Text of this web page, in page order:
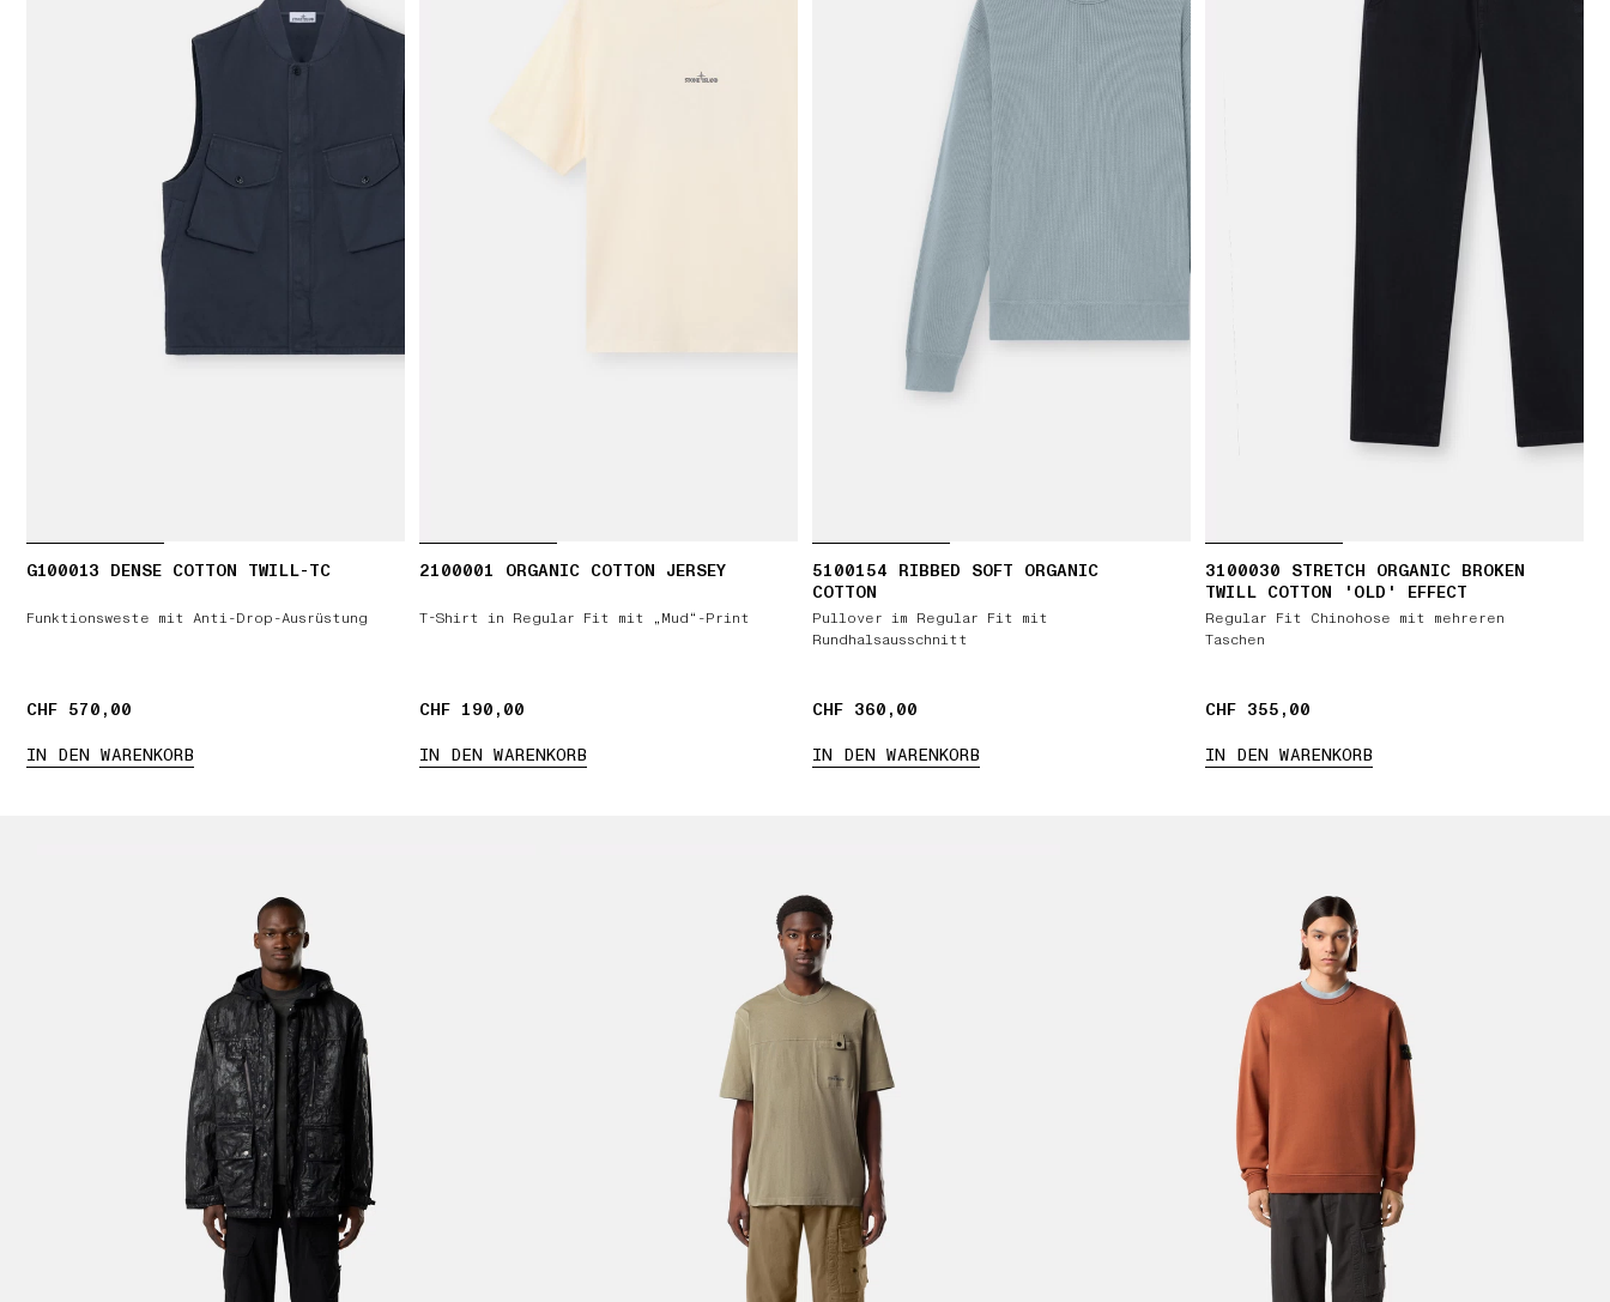
G100013 DENSE COTTON TWILL-TC
Funktionsweste mit Anti-Drop-Ausrüstung
CHF 570,00
CHF 570,00
IN DEN WARENKORB
2100001 ORGANIC COTTON JERSEY
T-Shirt in Regular Fit mit „Mud“-Print
CHF 190,00
CHF 190,00
IN DEN WARENKORB
5100154 RIBBED SOFT ORGANIC
COTTON
Pullover im Regular Fit mit
Rundhalsausschnitt
CHF 360,00
CHF 360,00
IN DEN WARENKORB
3100030 STRETCH ORGANIC BROKEN
TWILL COTTON 'OLD' EFFECT
Regular Fit Chinohose mit mehreren
Taschen
CHF 355,00
CHF 355,00
IN DEN WARENKORB